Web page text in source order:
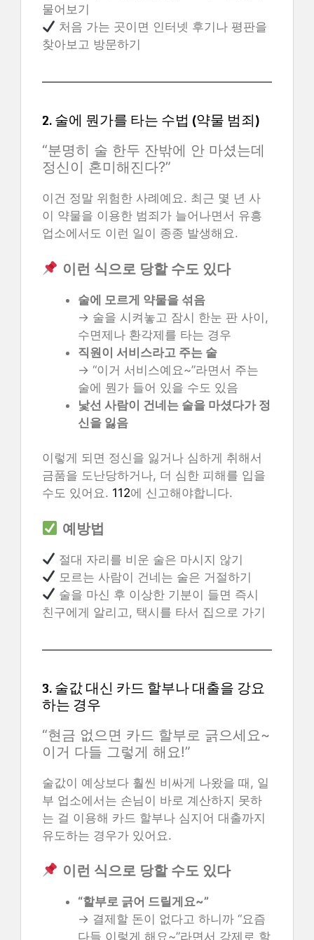
물어보기
처음 가는 곳이면 인터넷 후기나 평판을
찾아보고 방문하기
2. 술에 뭔가를 타는 수법 (약물 범죄)
“분명히 술 한두 잔밖에 안 마셨는데
정신이 혼미해진다?”
이건 정말 위험한 사례예요. 최근 몇 년 사
이 약물을 이용한 범죄가 늘어나면서 유흥
업소에서도 이런 일이 종종 발생해요.
이런 식으로 당할 수도 있다
술에 모르게 약물을 섞음
→ 술을 시켜놓고 잠시 한눈 판 사이,
수면제나 환각제를 타는 경우
직원이 서비스라고 주는 술
→ “이거 서비스예요~”라면서 주는
술에 뭔가 들어 있을 수도 있음
낯선 사람이 건네는 술을 마셨다가 정
신을 잃음
이렇게 되면 정신을 잃거나 심하게 취해서
금품을 도난당하거나, 더 심한 피해를 입을
수도 있어요. 112에 신고해야합니다.
예방법
절대 자리를 비운 술은 마시지 않기
모르는 사람이 건네는 술은 거절하기
술을 마신 후 이상한 기분이 들면 즉시
친구에게 알리고, 택시를 타서 집으로 가기
3. 술값 대신 카드 할부나 대출을 강요
하는 경우
“현금 없으면 카드 할부로 긁으세요~
이거 다들 그렇게 해요!”
술값이 예상보다 훨씬 비싸게 나왔을 때, 일
부 업소에서는 손님이 바로 계산하지 못하
는 걸 이용해 카드 할부나 심지어 대출까지
유도하는 경우가 있어요.
이런 식으로 당할 수도 있다
“할부로 긁어 드릴게요~”
→ 결제할 돈이 없다고 하니까 “요즘
다들 이렇게 해요~”라면서 강제로 할